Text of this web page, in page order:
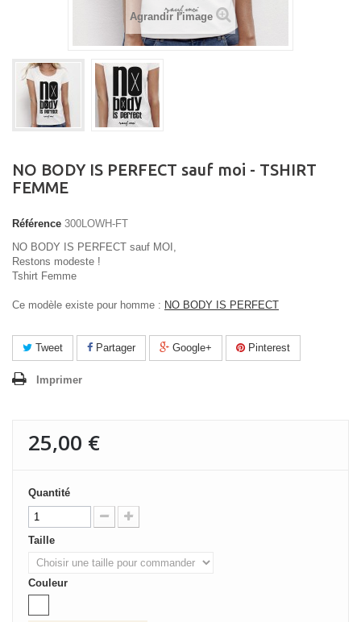
Agrandir l'image
NO BODY IS PERFECT sauf moi - TSHIRT
FEMME
Référence 300LOWH-FT
NO BODY IS PERFECT sauf MOI,
Restons modeste !
Tshirt Femme
Ce modèle existe pour homme : NO BODY IS PERFECT
Tweet Partager Google+ Pinterest
Imprimer
25,00 €
Quantité
Taille
Couleur